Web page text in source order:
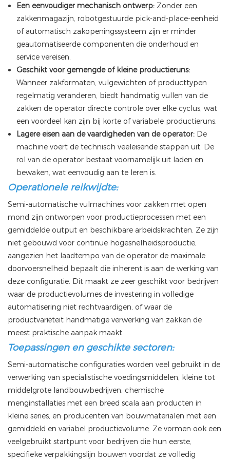
Een eenvoudiger mechanisch ontwerp:Zonder een
zakkenmagazijn, robotgestuurde pick-and-place-eenheid
of automatisch zakopeningssysteem zijn er minder
geautomatiseerde componenten die onderhoud en
service vereisen.
Geschikt voor gemengde of kleine productieruns:
Wanneer zakformaten, vulgewichten of producttypen
regelmatig veranderen, biedt handmatig vullen van de
zakken de operator directe controle over elke cyclus, wat
een voordeel kan zijn bij korte of variabele productieruns.
Lagere eisen aan de vaardigheden van de operator:De
machine voert de technisch veeleisende stappen uit. De
rol van de operator bestaat voornamelijk uit laden en
bewaken, wat eenvoudig aan te leren is.
Operationele reikwijdte:
Semi-automatische vulmachines voor zakken met open
mond zijn ontworpen voor productieprocessen met een
gemiddelde output en beschikbare arbeidskrachten. Ze zijn
niet gebouwd voor continue hogesnelheidsproductie,
aangezien het laadtempo van de operator de maximale
doorvoersnelheid bepaalt die inherent is aan de werking van
deze configuratie. Dit maakt ze zeer geschikt voor bedrijven
waar de productievolumes de investering in volledige
automatisering niet rechtvaardigen, of waar de
productvariëteit handmatige verwerking van zakken de
meest praktische aanpak maakt.
Toepassingen en geschikte sectoren:
Semi-automatische configuraties worden veel gebruikt in de
verwerking van specialistische voedingsmiddelen, kleine tot
middelgrote landbouwbedrijven, chemische
menginstallaties met een breed scala aan producten in
kleine series, en producenten van bouwmaterialen met een
gemiddeld en variabel productievolume. Ze vormen ook een
veelgebruikt startpunt voor bedrijven die hun eerste,
specifieke verpakkingslijn bouwen voordat ze volledig